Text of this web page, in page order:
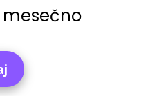
mesečno